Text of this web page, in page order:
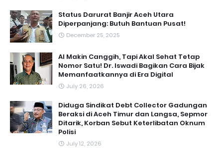
Status Darurat Banjir Aceh Utara
Diperpanjang: Butuh Bantuan Pusat!
December 25, 2025
AI Makin Canggih, Tapi Akal Sehat Tetap
Nomor Satu! Dr. Iswadi Bagikan Cara Bijak
Memanfaatkannya di Era Digital
July 26, 2026
Diduga Sindikat Debt Collector Gadungan
Beraksi di Aceh Timur dan Langsa, Sepmor
Ditarik, Korban Sebut Keterlibatan Oknum
Polisi
July 12, 2026